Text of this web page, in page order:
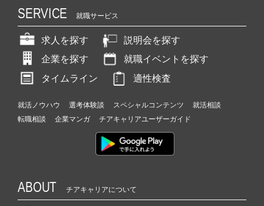
SERVICE 就職サービス
求人を探す
説明会を探す
企業を探す
就職イベントを探す
タイムライン
適性検査
就活ノウハウ 選考体験談 スペシャルコンテンツ
就活相談
転職相談
企業マンガ チアキャリアユーザーガイド
ABOUT チアキャリアについて